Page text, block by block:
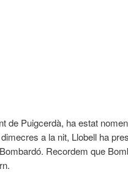
de Puigcerdà, ha estat
a la nit, Llobell ha
Recordem que